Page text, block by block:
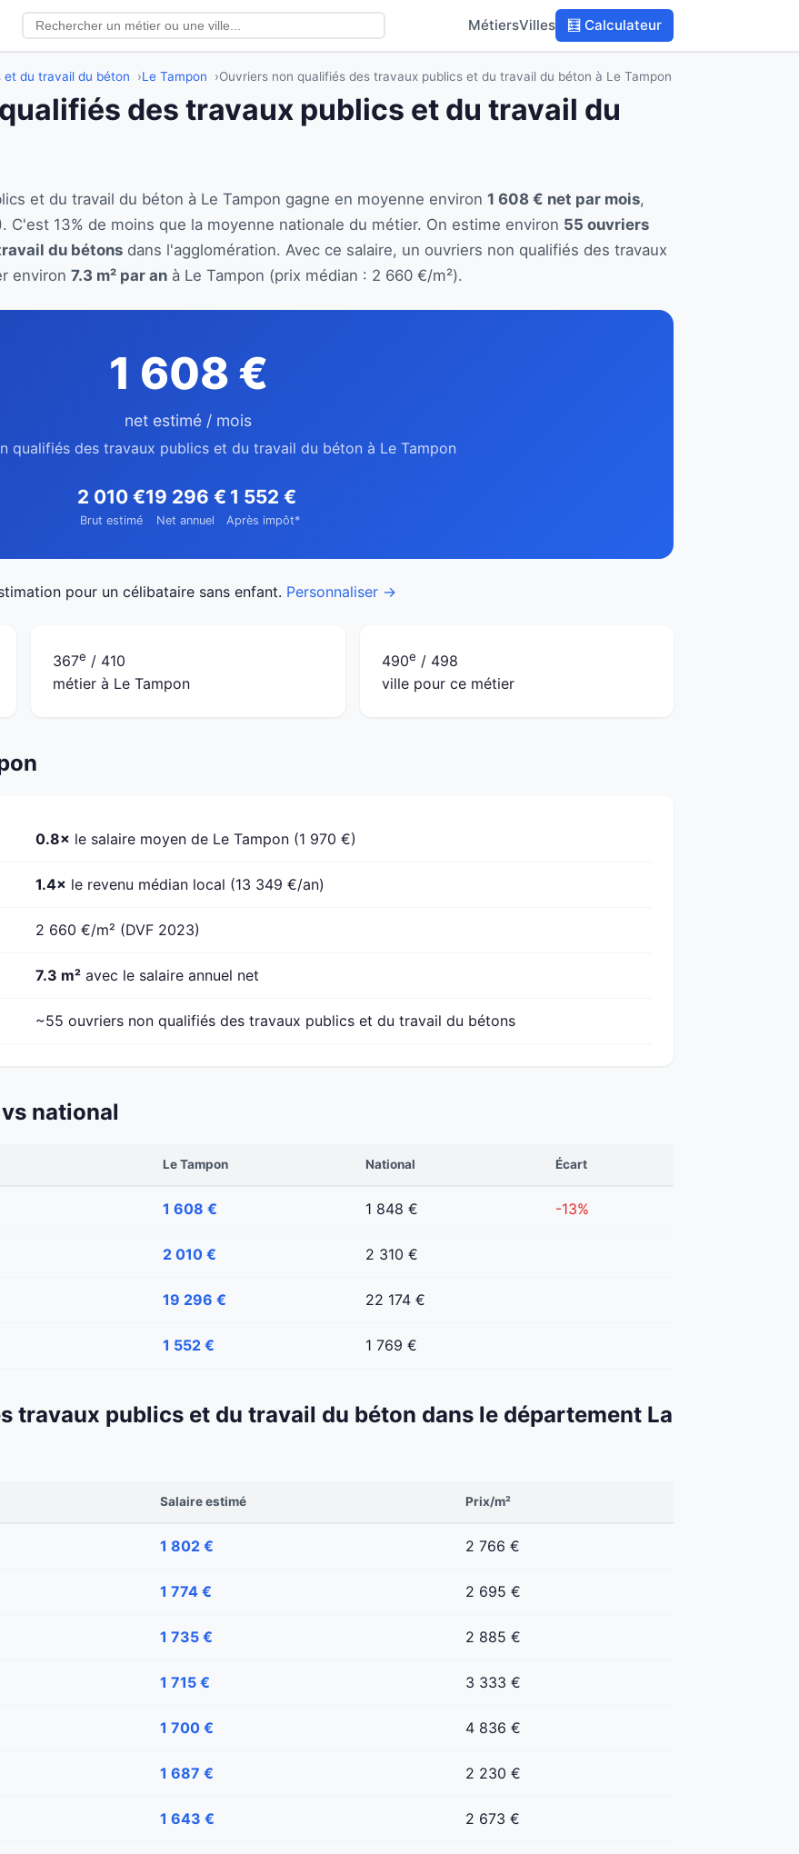
MétiersVilles 🧮 Calculateur
et du travail du béton Le Tampon Ouvriers non qualifiés des travaux publics et du travail du béton à Le Tampon
des travaux publics et du travail du
et du travail du béton à Le Tampon gagne en moyenne environ 1 608 € net par mois,
C'est 13% de moins que la moyenne nationale du métier. On estime environ 55 ouvriers
du bétons dans l'agglomération. Avec ce salaire, un ouvriers non qualifiés des travaux
environ 7.3 m² par an à Le Tampon (prix médian : 2 660 €/m²).
1 608 €
net estimé / mois
qualifiés des travaux publics et du travail du béton à Le Tampon
2 010 €
Brut estimé
19 296 €
Net annuel
1 552 €
Après impôt*
pour un célibataire sans enfant. Personnaliser →
367e / 410
métier à Le Tampon
490e / 498
ville pour ce métier
0.8× le salaire moyen de Le Tampon (1 970 €)
1.4× le revenu médian local (13 349 €/an)
2 660 €/m² (DVF 2023)
7.3 m² avec le salaire annuel net
~55 ouvriers non qualifiés des travaux publics et du travail du bétons
national
Le Tampon National Écart
1 608 € 1 848 € -13%
2 010 € 2 310 €
19 296 € 22 174 €
1 552 € 1 769 €
travaux publics et du travail du béton dans le département La
Salaire estimé Prix/m²
1 802 € 2 766 €
1 774 € 2 695 €
1 735 € 2 885 €
1 715 € 3 333 €
1 700 € 4 836 €
1 687 € 2 230 €
1 643 € 2 673 €